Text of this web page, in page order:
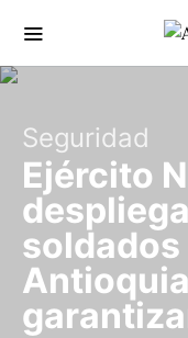
Seguridad
Ejército
soldados